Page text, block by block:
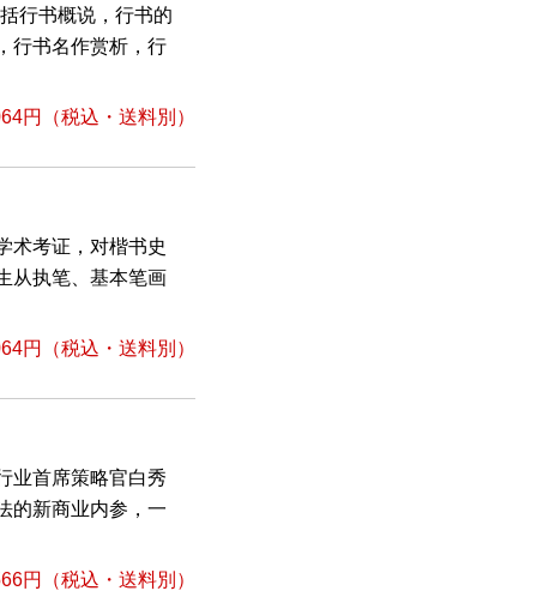
行书概说，行书的
行书名作赏析，行
円 （税込・送料別）
术考证，对楷书史
从执笔、基本笔画
円 （税込・送料別）
业首席策略官白秀
的新商业内参，一
円 （税込・送料別）